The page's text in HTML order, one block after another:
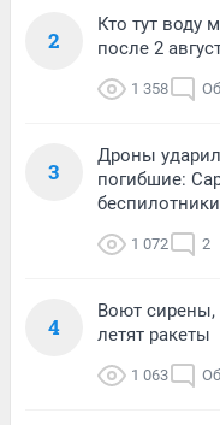
2
Кто тут воду
после 2
1 358
3
Дроны
погибшие:
беспилотники
1 072 2
4
Воют сирены,
летят ракеты
1 063